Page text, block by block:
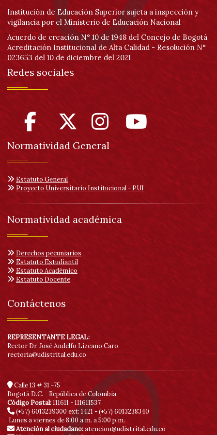
Institución de Educación Superior sujeta a inspección y
vigilancia por el Ministerio de Educación Nacional
Acuerdo de creación N° 10 de 1948 del Concejo de Bogotá
Acreditación Institucional de Alta Calidad - Resolución N°
023653 del 10 de diciembre del 2021
Redes sociales
Normatividad General
Estatuto General
Proyecto Universitario Institucional - PUI
Normatividad académica
Derechos pecuniarios
Estatuto Estudiantil
Estatuto Académico
Estatuto Docente
Contáctenos
REPRESENTANTE LEGAL:
Rector Dr. José Andelfo Lizcano Caro
rectoria@udistrital.edu.co
Calle 13 # 31 -75
Bogotá D.C. - República de Colombia
Código Postal:111611 - 111611537
(+57) 6013239300 ext: 1421 - (+57) 6013238340
Lunes a viernes de 8:00 a.m. a 5:00 p.m.
Atención al ciudadano:atencion@udistrital.edu.co